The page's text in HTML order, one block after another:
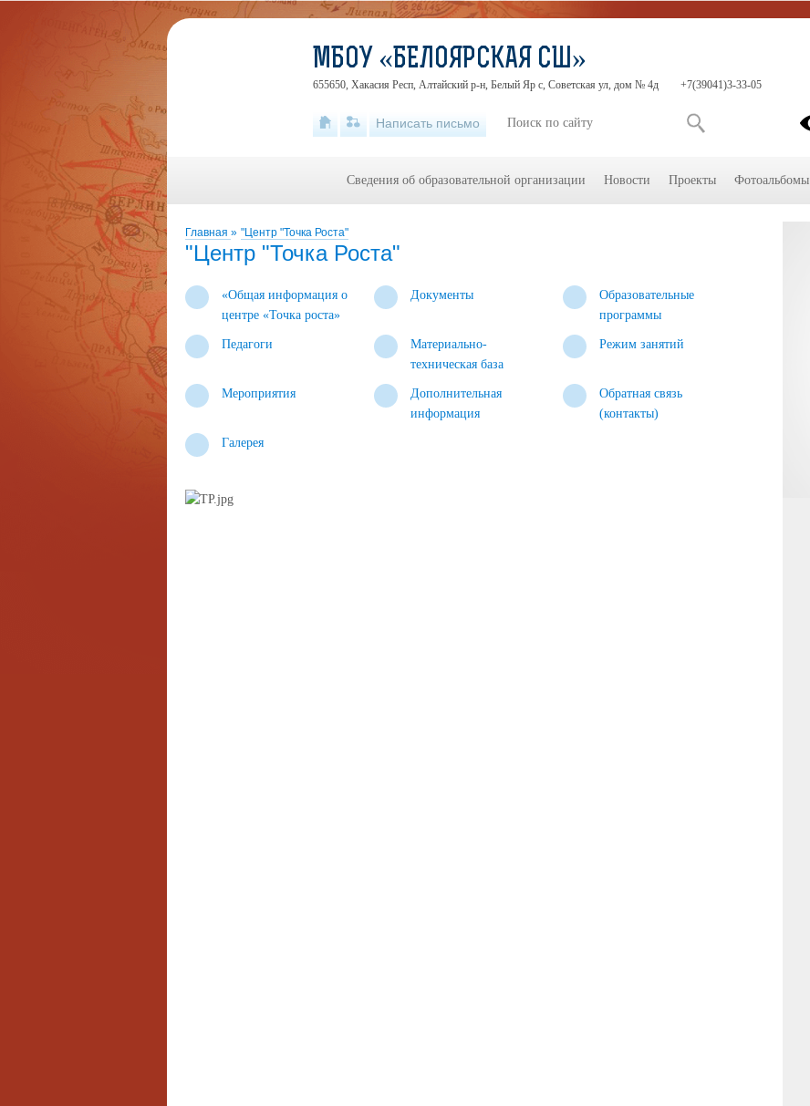
Главная » "Центр "Точка Роста"
"Центр "Точка Роста"
«Общая информация о
центре «Точка роста»
Документы
Образовательные
программы
Педагоги
Материально-
техническая база
Режим занятий
Мероприятия
Дополнительная
информация
Обратная связь
(контакты)
Галерея
МБОУ «БЕЛОЯРСКАЯ СШ»
655650, Хакасия Респ, Алтайский р-н, Белый Яр с, Советская ул, дом № 4д +7(39041)3-33-05
Написать письмо
Сведения об образовательной организации Новости Проекты Фотоальбомы